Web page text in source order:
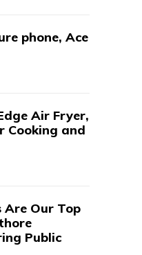
phone, Ace
Air Fryer,
Cooking and
Are Our Top
Public